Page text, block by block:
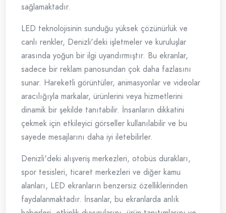
sağlamaktadır.
LED teknolojisinin sunduğu yüksek çözünürlük ve
canlı renkler, Denizli'deki işletmeler ve kuruluşlar
arasında yoğun bir ilgi uyandırmıştır. Bu ekranlar,
sadece bir reklam panosundan çok daha fazlasını
sunar. Hareketli görüntüler, animasyonlar ve videolar
aracılığıyla markalar, ürünlerini veya hizmetlerini
dinamik bir şekilde tanıtabilir. İnsanların dikkatini
çekmek için etkileyici görseller kullanılabilir ve bu
sayede mesajlarını daha iyi iletebilirler.
Denizli'deki alışveriş merkezleri, otobüs durakları,
spor tesisleri, ticaret merkezleri ve diğer kamu
alanları, LED ekranların benzersiz özelliklerinden
faydalanmaktadır. İnsanlar, bu ekranlarda anlık